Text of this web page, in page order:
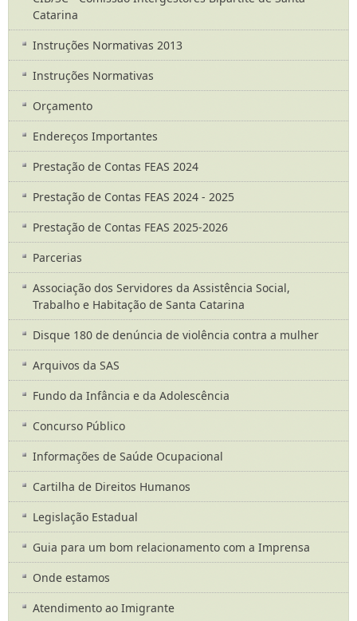
Catarina
Instruções Normativas 2013
Instruções Normativas
Orçamento
Endereços Importantes
Prestação de Contas FEAS 2024
Prestação de Contas FEAS 2024 - 2025
Prestação de Contas FEAS 2025-2026
Parcerias
Associação dos Servidores da Assistência Social,
Trabalho e Habitação de Santa Catarina
Disque 180 de denúncia de violência contra a mulher
Arquivos da SAS
Fundo da Infância e da Adolescência
Concurso Público
Informações de Saúde Ocupacional
Cartilha de Direitos Humanos
Legislação Estadual
Guia para um bom relacionamento com a Imprensa
Onde estamos
Atendimento ao Imigrante